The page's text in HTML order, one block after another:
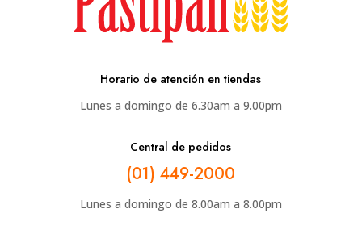
Horario de atención en tiendas
Lunes a domingo de 6.30am a 9.00pm
Central de pedidos
(01) 449-2000
Lunes a domingo de 8.00am a 8.00pm